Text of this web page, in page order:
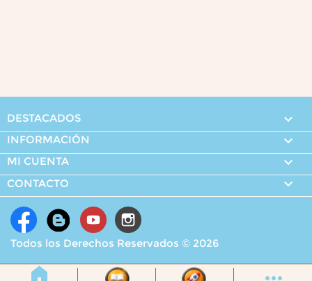
DESTACADOS 
INFORMACIÓN 
MI CUENTA 
CONTACTO 
Todos los Derechos Reservados © 2026